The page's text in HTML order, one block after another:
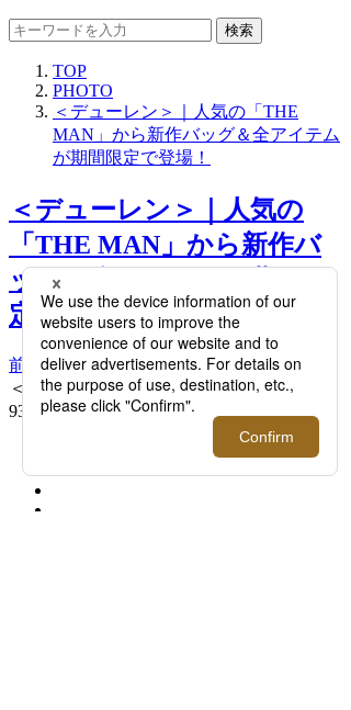
検索
TOP
PHOTO
＜デューレン＞｜人気の「THE
MAN」から新作バッグ＆全アイテム
が期間限定で登場！
＜デューレン＞｜人気の
「THE MAN」から新作バ
ッグ＆全アイテムが期間限
定で登場！ >>
前へ 次へ
＜デューレン＞THE MAN BAR BLACK
93,500円